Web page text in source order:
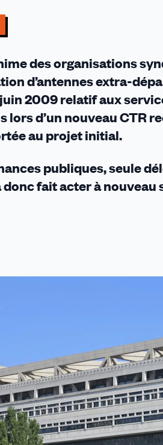
des organisations
d’antennes extra-
2009 relatif aux
lors d’un nouveau CTR
au projet initial.
publiques, seule
fait acter à nouveau